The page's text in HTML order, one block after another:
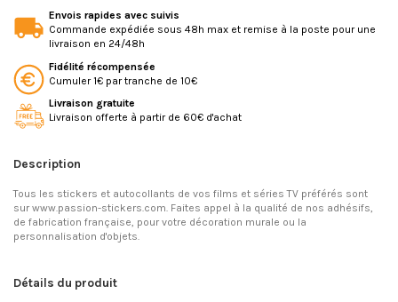
Envois rapides avec suivis
Commande expédiée sous 48h max et remise à la poste pour une
livraison en 24/48h
Fidélité récompensée
Cumuler 1€ par tranche de 10€
Livraison gratuite
Livraison offerte à partir de 60€ d'achat
Description
Tous les stickers et autocollants de vos films et séries TV préférés sont
sur www.passion-stickers.com. Faites appel à la qualité de nos adhésifs,
de fabrication française, pour votre décoration murale ou la
personnalisation d'objets.
Détails du produit